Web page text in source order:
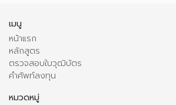
เมนู
หน้าแรก
หลักสูตร
ตรวจสอบใบวุฒิบัตร
คำศัพท์ลงทุน
หมวดหมู่